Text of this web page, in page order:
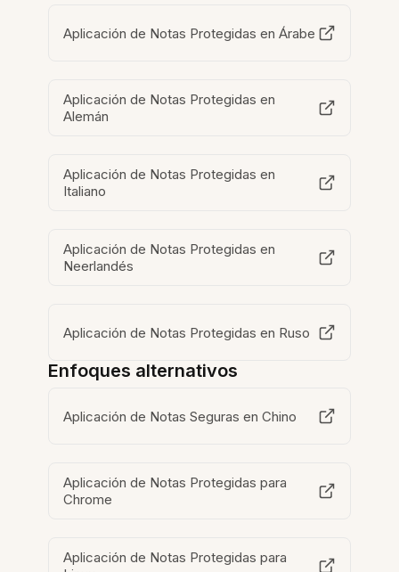
Aplicación de Notas Protegidas en Árabe
Aplicación de Notas Protegidas en
Alemán
Aplicación de Notas Protegidas en
Italiano
Aplicación de Notas Protegidas en
Neerlandés
Aplicación de Notas Protegidas en Ruso
Enfoques alternativos
Aplicación de Notas Seguras en Chino
Aplicación de Notas Protegidas para
Chrome
Aplicación de Notas Protegidas para